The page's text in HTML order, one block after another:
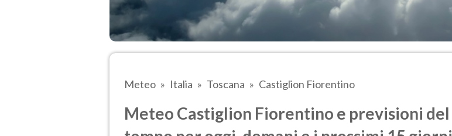
Meteo Italia Toscana Castiglion Fiorentino
Meteo Castiglion Fiorentino e previsioni del